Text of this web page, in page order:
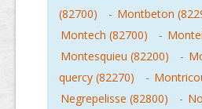
(82700)
- Montbeton
Montech (82700)
-
Montesquieu (82200)
-
quercy (82270)
-
Negrepelisse (82800)
-